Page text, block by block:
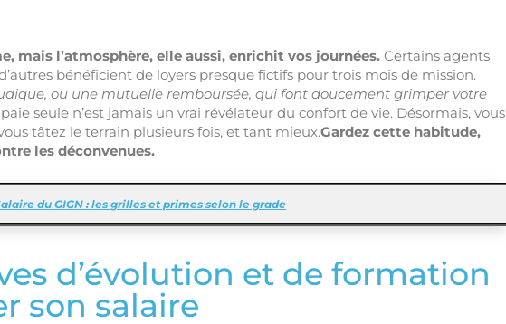
mais l’atmosphère, elle aussi, enrichit vos journées. Certains agents
bénéficient de loyers presque fictifs pour trois mois de mission.
ou une mutuelle remboursée, qui font doucement grimper votre
seule n’est jamais un vrai révélateur du confort de vie. Désormais, vous
tâtez le terrain plusieurs fois, et tant mieux.Gardez cette habitude,
les déconvenues.
du GIGN : les grilles et primes selon le grade
d’évolution et de formation
son salaire